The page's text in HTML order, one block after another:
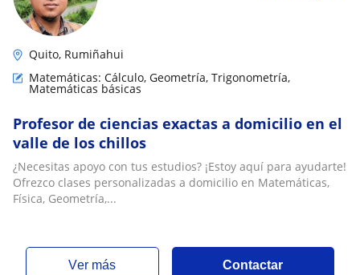
Quito, Rumiñahui
Matemáticas: Cálculo, Geometría, Trigonometría,
Matemáticas básicas
Profesor de ciencias exactas a domicilio en el
valle de los chillos
¿Necesitas apoyo con tus estudios? ¡Estoy aquí para ayudarte!
Ofrezco clases personalizadas a domicilio en Matemáticas,
Física, Geometría,...
ver más Contactar